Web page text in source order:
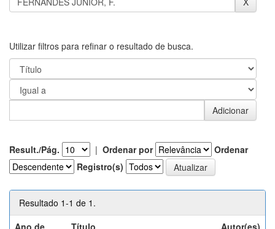
Utilizar filtros para refinar o resultado de busca.
Result./Pág. | Ordenar por
Ordenar
Registro(s)
Resultado 1-1 de 1.
Ano de
Título Autor(es)